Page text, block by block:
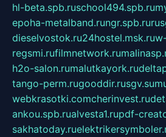
hl-beta.spb.ruschool494.spb.ru
epoha-metalband.rungr.spb.ru
dieselvostok.ru24hostel.msk.ru
regsmi.rufilmnetwork.ru
h2o-salon.rumalutkayork.ru
tango-perm.rugooddir.rusgv.su
webkrasotki.comcherinvest.ru
ankou.spb.rualvesta1.rupdf-
sakhatoday.ru